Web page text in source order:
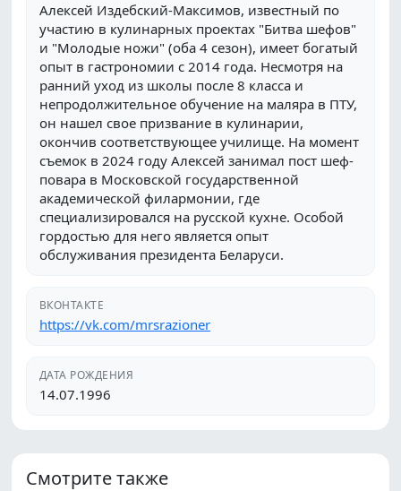
Алексей Издебский-Максимов, известный по
участию в кулинарных проектах "Битва шефов"
и "Молодые ножи" (оба 4 сезон), имеет богатый
опыт в гастрономии с 2014 года. Несмотря на
ранний уход из школы после 8 класса и
непродолжительное обучение на маляра в ПТУ,
он нашел свое призвание в кулинарии,
окончив соответствующее училище. На момент
съемок в 2024 году Алексей занимал пост шеф-
повара в Московской государственной
академической филармонии, где
специализировался на русской кухне. Особой
гордостью для него является опыт
обслуживания президента Беларуси.
ВКОНТАКТЕ
https://vk.com/mrsrazioner
ДАТА РОЖДЕНИЯ
14.07.1996
Смотрите также